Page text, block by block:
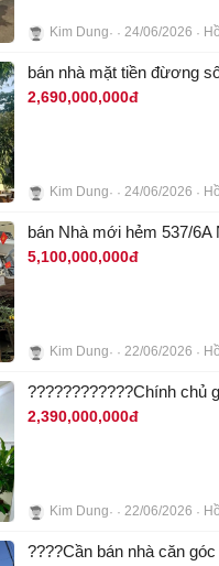
Kim Dung 24/06/2026
bán nhà mặt tiền đừơng
2,690,000,000đ
Kim Dung 24/06/2026
bán Nhà mới hẻm 537/6A
5,100,000,000đ
Kim Dung 22/06/2026
2,390,000,000đ
Kim Dung 22/06/2026
????Cần bán nhà căn